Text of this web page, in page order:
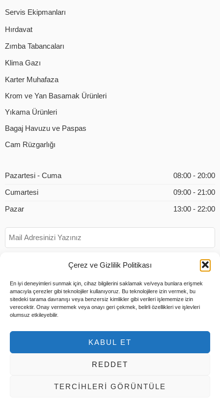
Çerez ve Gizlilik Politikası
En iyi deneyimleri sunmak için, cihaz bilgilerini saklamak ve/veya bunlara erişmek
amacıyla çerezler gibi teknolojiler kullanıyoruz. Bu teknolojilere izin vermek, bu
sitedeki tarama davranışı veya benzersiz kimlikler gibi verileri işlememize izin
verecektir. Onay vermemek veya onayı geri çekmek, belirli özellikleri ve işlevleri
olumsuz etkileyebilir.
KABUL ET
REDDET
TERCIHLERI GÖRÜNTÜLE
Servis Ekipmanları
Hırdavat
Zımba Tabancaları
Klima Gazı
Karter Muhafaza
Krom ve Yan Basamak Ürünleri
Yıkama Ürünleri
Bagaj Havuzu ve Paspas
Cam Rüzgarlığı
Pazartesi - Cuma 08:00 - 20:00
Cumartesi 09:00 - 21:00
Pazar 13:00 - 22:00
© 2026 Tüm Hakları Saklıdır |
Hesabım Ödeme Sepet Hakkımızda